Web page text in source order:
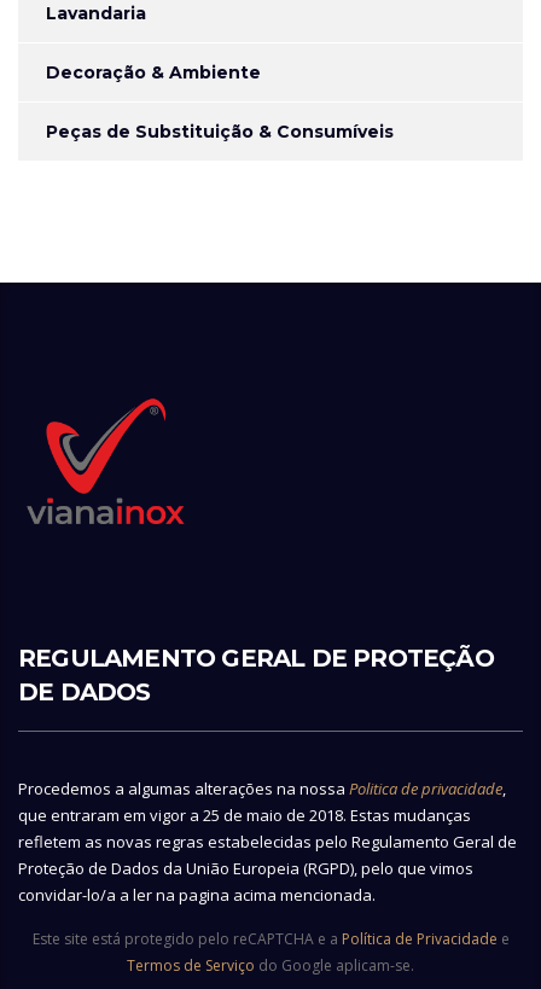
Lavandaria
Decoração & Ambiente
Peças de Substituição & Consumíveis
REGULAMENTO GERAL DE PROTEÇÃO
DE DADOS
Procedemos a algumas alterações na nossa Politica de privacidade,
que entraram em vigor a 25 de maio de 2018. Estas mudanças
refletem as novas regras estabelecidas pelo Regulamento Geral de
Proteção de Dados da União Europeia (RGPD), pelo que vimos
convidar-lo/a a ler na pagina acima mencionada.
Este site está protegido pelo reCAPTCHA e a Política de Privacidade e
Termos de Serviço do Google aplicam-se.